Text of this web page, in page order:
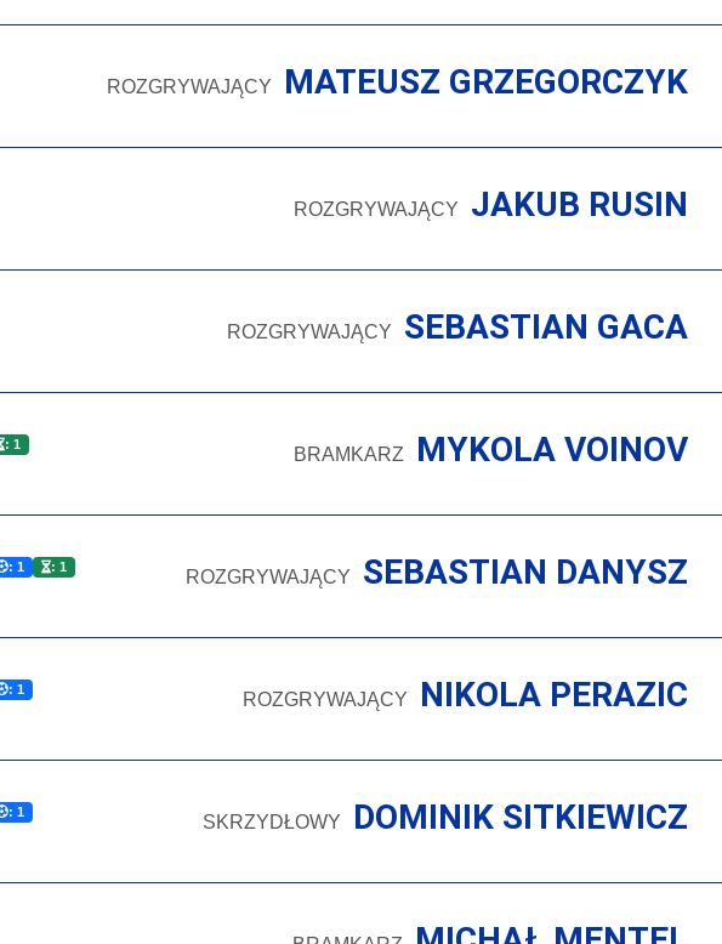
ROZGRYWAJĄCY MATEUSZ GRZEGORCZYK
ROZGRYWAJĄCY JAKUB RUSIN
ROZGRYWAJĄCY SEBASTIAN GACA
: 1 BRAMKARZ MYKOLA VOINOV
: 1 : 1 ROZGRYWAJĄCY SEBASTIAN DANYSZ
: 1 ROZGRYWAJĄCY NIKOLA PERAZIC
: 1 SKRZYDŁOWY DOMINIK SITKIEWICZ